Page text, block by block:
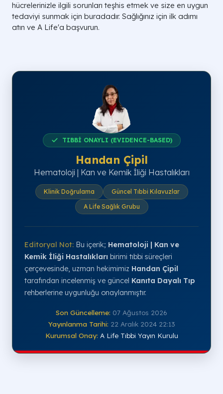
hücrelerinizle ilgili sorunları teşhis etmek ve size en uygun
tedaviyi sunmak için buradadır. Sağlığınız için ilk adımı
atın ve A Life'a başvurun.
TIBBİ ONAYLI (EVIDENCE-BASED)
Handan Çipil
Hematoloji | Kan ve Kemik İliği Hastalıkları
Klinik Doğrulama
Güncel Tıbbi Kılavuzlar
A Life Sağlık Grubu
Editoryal Not: Bu içerik; Hematoloji | Kan ve
Kemik İliği Hastalıkları birimi tıbbi süreçleri
çerçevesinde, uzman hekimimiz Handan Çipil
tarafından incelenmiş ve güncel Kanıta Dayalı Tıp
rehberlerine uygunluğu onaylanmıştır.
Son Güncelleme: 07 Ağustos 2026
Yayınlanma Tarihi: 22 Aralık 2024 22:13
Kurumsal Onay: A Life Tıbbi Yayın Kurulu